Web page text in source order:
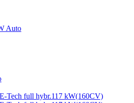
Auto